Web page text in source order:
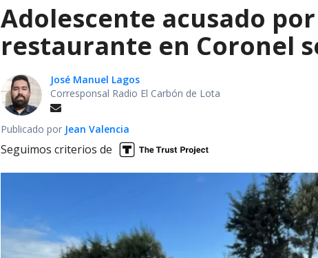
Adolescente acusado
restaurante en Coronel
José Manuel Lagos
Corresponsal Radio El Carbón de Lota
Publicado por Jean Valencia
Seguimos criterios de